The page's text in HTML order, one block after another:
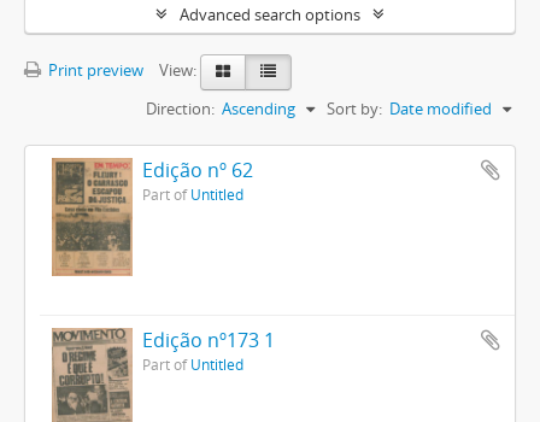
Advanced search options
Print preview
View:
Sort by: Date modified
Direction: Ascending
Edição nº 62
Part ofUntitled
Edição nº173 1
Part ofUntitled